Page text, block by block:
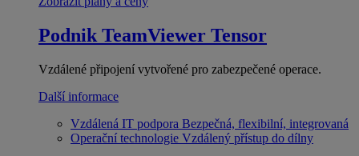
Podnik TeamViewer Tensor
Vzdálené připojení vytvořené pro zabezpečené operace.
Další informace
Vzdálená IT podpora Bezpečná, flexibilní, integrovaná
Operační technologie Vzdálený přístup do dílny